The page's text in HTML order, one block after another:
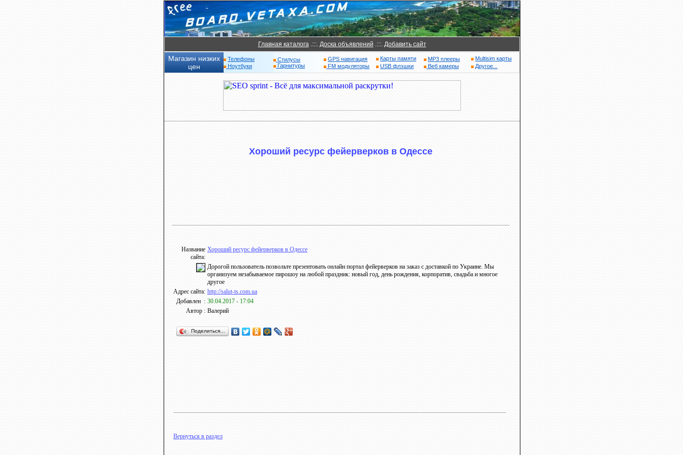
Главная каталога.:::. Доска объявлений .:::. Добавить сайт
Магазин низких
цен
Телефоны
Ноутбуки
Стилусы
Гарнитуры
GPS навигация
FM модуляторы
Карты памяти
USB флэшки
MP3 плееры
Веб камеры
Multisim карты
Другое...
Хороший ресурс фейерверков в Одессе
Название
сайта:
Хороший ресурс фейерверков в Одессе
Дорогой пользователь позвольте презентовать онлайн портал фейерверков на заказ с доставкой по Украине. Мы
организуем незабываемое пирошоу на любой праздник: новый год, день рождения, корпоратив, свадьба и многое
другое
Адрес сайта: http://salut-ts.com.ua
Добавлен : 30.04.2017 - 17:04
Автор : Валерий
Поделиться…
Вернуться в раздел